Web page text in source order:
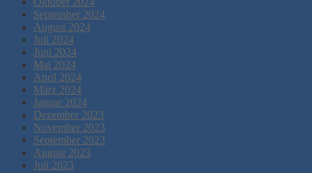
September 2024
August 2024
Juli 2024
Juni 2024
Mai 2024
April 2024
März 2024
Januar 2024
Dezember 2023
November 2023
September 2023
August 2023
Juli 2023